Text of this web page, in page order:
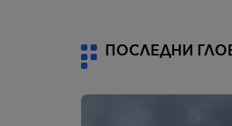
ПОСЛЕДНИ